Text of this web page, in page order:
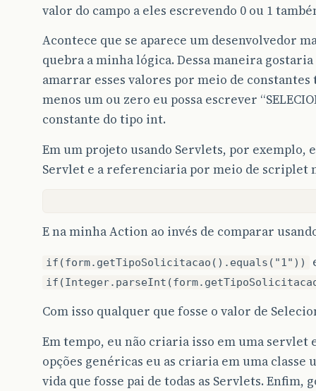
valor do campo a eles escrevendo 0 ou 1
Acontece que se aparece um desenvolvedor
quebra a minha lógica. Dessa maneira
amarrar esses valores por meio de
menos um ou zero eu possa escrever
constante do tipo int.
Em um projeto usando Servlets, por exemplo,
Servlet e a referenciaria por meio de scriplet
E na minha Action ao invés de comparar
if(form.getTipoSolicitacao().equals("1"))
Com isso qualquer que fosse o valor de
Em tempo, eu não criaria isso em uma
opções genéricas eu as criaria em uma
vida que fosse pai de todas as Servlets. Enfim,